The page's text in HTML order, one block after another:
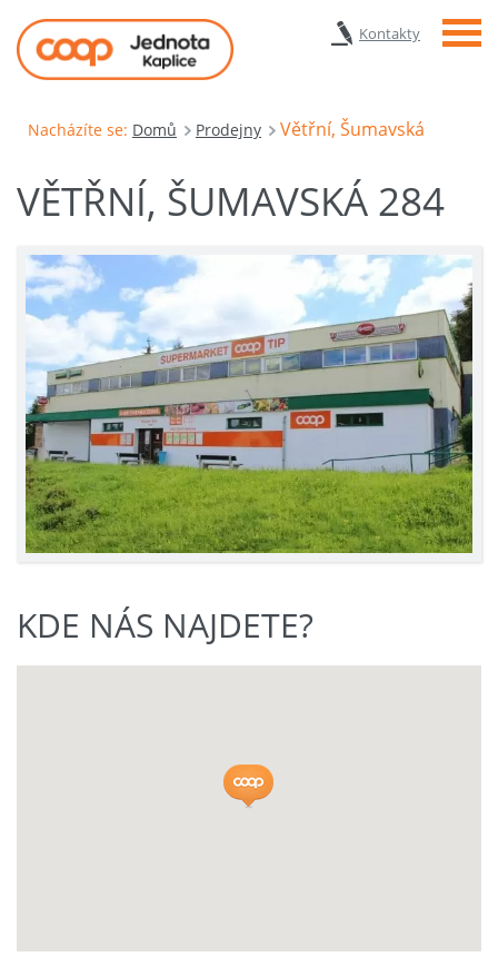
Kontakty Menu
Nacházíte se: Domů Prodejny Větřní, Šumavská
VĚTŘNÍ, ŠUMAVSKÁ 284
KDE NÁS NAJDETE?